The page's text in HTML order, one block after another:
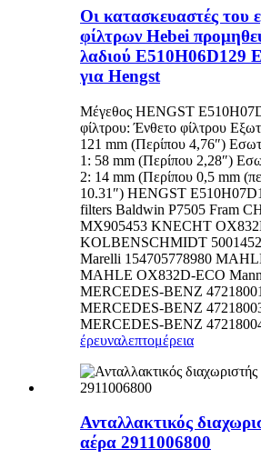
Οι κατασκευαστές του
φίλτρων Hebei
λαδιού E510H06D129
για Hengst
Μέγεθος HENGST
φίλτρου: Ένθετο φίλτρου
121 mm (Περίπου 4,76″)
1: 58 mm (Περίπου 2,28″)
2: 14 mm (Περίπου 0,5 mm
10.31″) HENGST
filters Baldwin P7505 Fram
MX905453 KNECHT
KOLBENSCHMIDT
Marelli 154705778980
MAHLE OX832D-ECO
MERCEDES-BENZ
MERCEDES-BENZ
MERCEDES-BENZ
έρευναλεπτομέρεια
Ανταλλακτικός
αέρα 2911006800